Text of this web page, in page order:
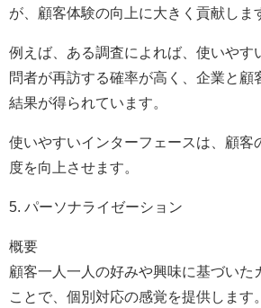
が、顧客体験の向上に大きく貢献しま
例えば、ある調査によれば、使いやす
問者が再訪する確率が高く、企業と顧
結果が得られています。
使いやすいインターフェースは、顧客
度を向上させます。
5. パーソナライゼーション
概要
顧客一人一人の好みや興味に基づいた
ことで、個別対応の感覚を提供します。